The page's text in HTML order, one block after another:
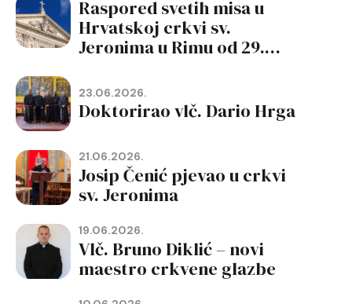
Raspored svetih misa u
Hrvatskoj crkvi sv.
Jeronima u Rimu od 29.
23.06.2026.
Doktorirao vlč. Dario Hrga
21.06.2026.
Josip Čenić pjevao u crkvi
sv. Jeronima
19.06.2026.
Vlč. Bruno Diklić – novi
maestro crkvene glazbe